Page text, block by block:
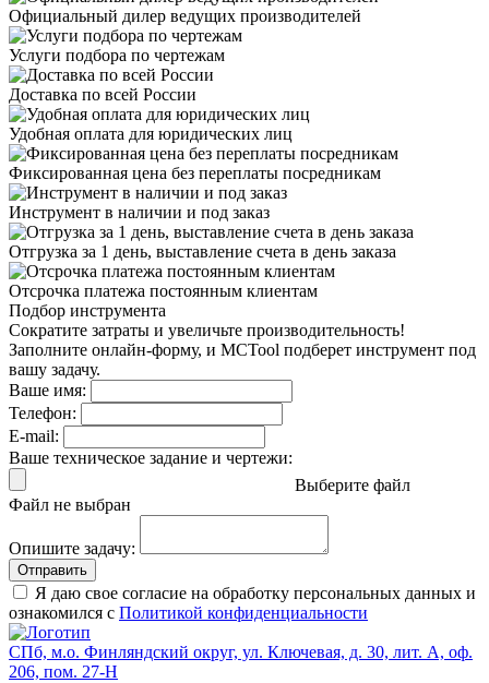
Официальный дилер ведущих производителей
Услуги подбора по чертежам
Доставка по всей России
Удобная оплата для юридических лиц
Фиксированная цена без переплаты посредникам
Инструмент в наличии и под заказ
Отгрузка за 1 день, выставление счета в день заказа
Отсрочка платежа постоянным клиентам
Подбор инструмента
Сократите затраты и увеличьте производительность!
Заполните онлайн-форму, и MCTool подберет инструмент под
вашу задачу.
Ваше имя:
Телефон:
E-mail:
Ваше техническое задание и чертежи:
Выберите файл
Файл не выбран
Опишите задачу:
Отправить
Я даю свое согласие на обработку персональных данных и
ознакомился с Политикой конфиденциальности
СПб, м.о. Финляндский округ, ул. Ключевая, д. 30, лит. А, оф.
206, пом. 27-Н